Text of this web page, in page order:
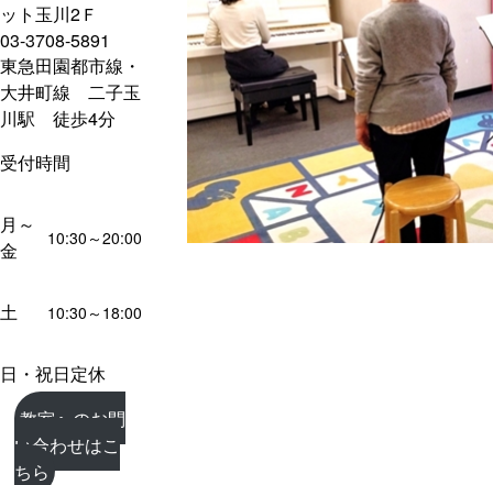
ット玉川2Ｆ
03-3708-5891
東急田園都市線・
大井町線 二子玉
川駅 徒歩4分
受付時間
月～
金
10:30～20:00
土 10:30～18:00
日・祝日定休
教室へのお問
い合わせはこ
ちら